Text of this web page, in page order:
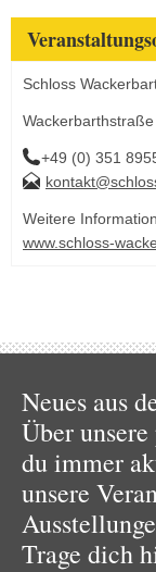
Schloss
+49 (0) 351
Weitere
www.schloss-
Neues aus
Über
du immer
unsere
Trage dich